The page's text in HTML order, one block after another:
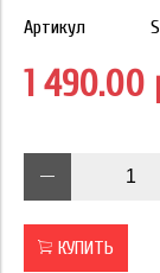
Артикул
1 490.00
КУПИТЬ